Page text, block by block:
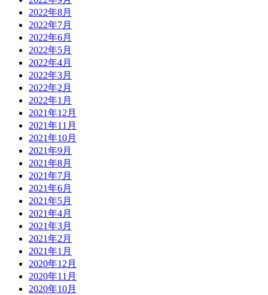
2022年8月
2022年7月
2022年6月
2022年5月
2022年4月
2022年3月
2022年2月
2022年1月
2021年12月
2021年11月
2021年10月
2021年9月
2021年8月
2021年7月
2021年6月
2021年5月
2021年4月
2021年3月
2021年2月
2021年1月
2020年12月
2020年11月
2020年10月